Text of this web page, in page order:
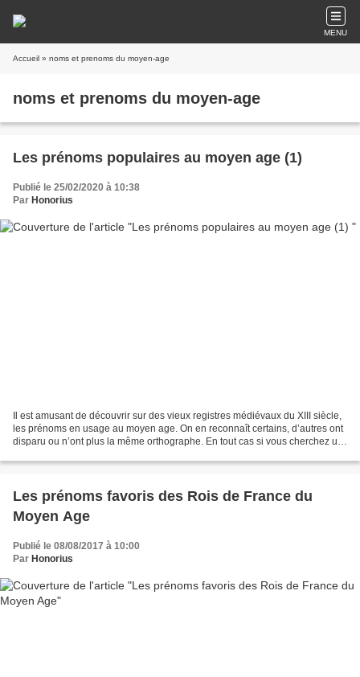
MENU
Accueil » noms et prenoms du moyen-age
noms et prenoms du moyen-age
Les prénoms populaires au moyen age (1)
Publié le 25/02/2020 à 10:38
Par Honorius
Il est amusant de découvrir sur des vieux registres médiévaux du XIII siècle,
les prénoms en usage au moyen age. On en reconnaît certains, d’autres ont
disparu ou n’ont plus la même orthographe. En tout cas si vous cherchez un
Les prénoms favoris des Rois de France du
Moyen Age
Publié le 08/08/2017 à 10:00
Par Honorius